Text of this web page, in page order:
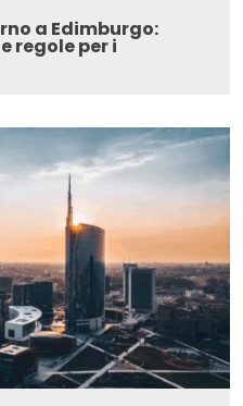
a Edimburgo:
regole per i